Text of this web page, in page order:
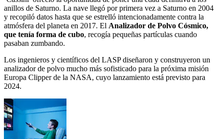
anillos de Saturno. La nave llegó por primera vez a Saturno en 2004
y recopiló datos hasta que se estrelló intencionadamente contra la
atmósfera del planeta en 2017. El Analizador de Polvo Cósmico,
que tenía forma de cubo, recogía pequeñas partículas cuando
pasaban zumbando.
Los ingenieros y científicos del LASP diseñaron y construyeron un
analizador de polvo mucho más sofisticado para la próxima misión
Europa Clipper de la NASA, cuyo lanzamiento está previsto para
2024.